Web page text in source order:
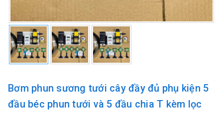
Bơm phun sương tưới cây đầy đủ phụ kiện 5
đầu béc phun tưới và 5 đầu chia T kèm lọc